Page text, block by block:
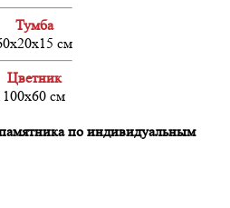
Тумба
см
Цветник
100х60 см
по индивидуальным